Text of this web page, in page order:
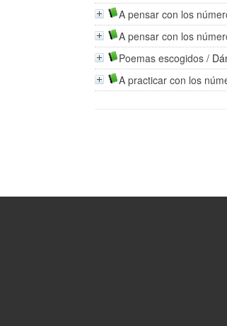
A pensar con los
A pensar con los
Poemas escogidos /
A practicar con los